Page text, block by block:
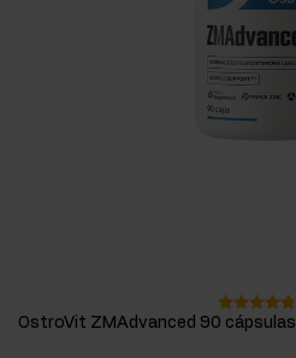
OstroVit ZMAdvanced 90 cápsulas